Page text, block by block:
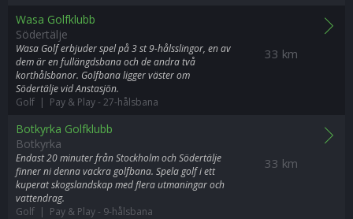
33 km
Wasa Golfklubb
Södertälje
Wasa Golf erbjuder spel på 3 st 9-hålsslingor, en av
dem är en fullängdsbana och de andra två
korthålsbanor. Golfbana ligger väster om
Södertälje vid Anstasjön.
Golf | Pay & Play- 27-hålsbana
33 km
Botkyrka Golfklubb
Botkyrka
Endast 20 minuter från Stockholm och Södertälje
finner ni denna vackra golfbana. Spela golf i ett
kuperat skogslandskap med flera utmaningar och
vattendrag.
Golf | Pay & Play- 9-hålsbana